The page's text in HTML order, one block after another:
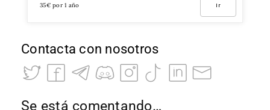
35€ por 1 año Ir
Contacta con nosotros
Se está comentando…